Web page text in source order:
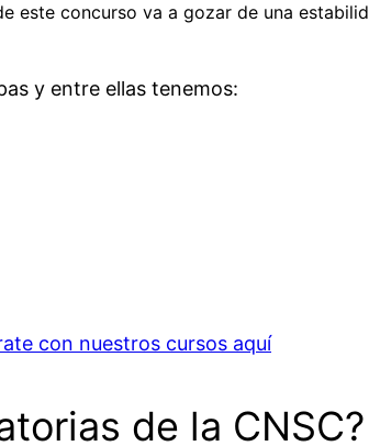
este concurso va a gozar de una
y entre ellas tenemos:
con nuestros cursos aquí
de la CNSC?